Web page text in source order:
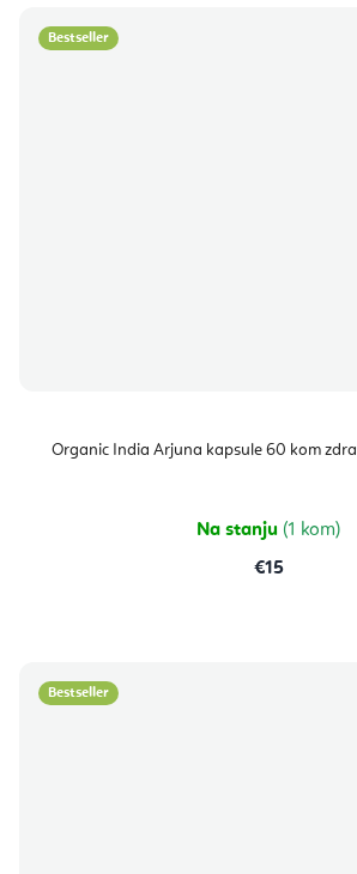
Bestseller
Organic India Arjuna kapsule 60 kom
Na stanju (1 kom)
€15
Bestseller